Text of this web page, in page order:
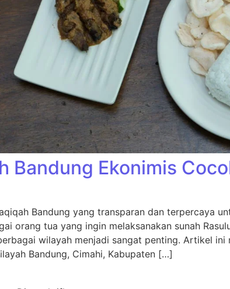
Bandung Ekonimis
Bandung yang transparan dan terpercaya
orang tua yang ingin melaksanakan sunah
wilayah menjadi sangat penting. Artikel
Bandung, Cimahi, Kabupaten […]